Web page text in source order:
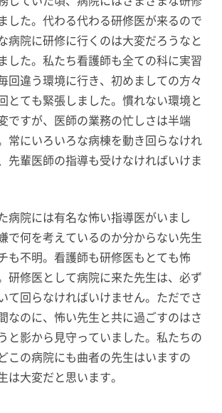
した。代わる代わる研修医が来るので
病院に研修に行くのは大変だろうなと
した。私たち看護師も全ての科に実習
回違う環境に行き、初めましての方々
とても緊張しました。慣れない環境と
ですが、医師の業務の忙しさは半端
常にいろいろな病棟を動き回らなけれ
先輩医師の指導も受けなければいけま
病院には有名な怖い指導医がいまし
で何を考えているのか分からない先生
も不明。看護師も研修医もとても怖
研修医として病院に来た先生は、必ず
て回らなければいけません。ただでさ
なのに、怖い先生と共に過ごすのはさ
と影から見守っていました。私たちの
この病院にも曲者の先生はいますの
は大変だと思います。